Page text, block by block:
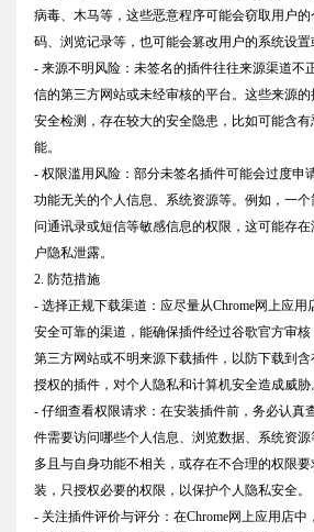
病毒、木马等，这些恶意程序可能会窃取用户
码、浏览记录等，也可能会篡改用户的系统设置
- 来源不明风险：未签名的插件往往来源渠道不
信的第三方网站或未经审核的平台。这些来源
安全检测，存在较大的安全隐患，比如可能含
能。
- 权限滥用风险：部分未签名插件可能会过度申
功能无关的个人信息、系统资源等。例如，一
问通讯录或短信等敏感信息的权限，这可能存
户隐私泄露。
2. 防范措施
- 选择正规下载渠道：应尽量从Chrome网上应
安全可靠的渠道，能确保插件经过谷歌官方审
第三方网站或不明来源下载插件，以防下载到
授权的插件，对个人隐私和计算机安全造成威胁
- 仔细查看权限请求：在安装插件前，务必认真
件需要访问哪些个人信息、浏览数据、系统资
多且与自身功能不相关，或存在不合理的权限
装，只授权必要的权限，以保护个人隐私安全。
- 关注插件评价与评分：在Chrome网上应用店